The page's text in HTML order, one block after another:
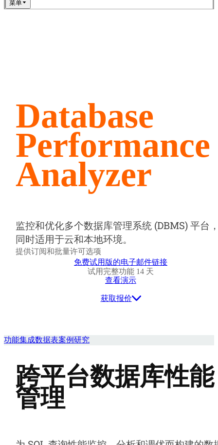
菜单
Database
Performance
Analyzer
监控和优化多个数据库管理系统 (DBMS) 平台
同时适用于云和本地环境。
提供订阅和批量许可选项
免费试用版的电子邮件链接
试用完整功能 14 天
查看演示
获取报价
功能集成数据表案例研究
跨平台数据库性能
管理